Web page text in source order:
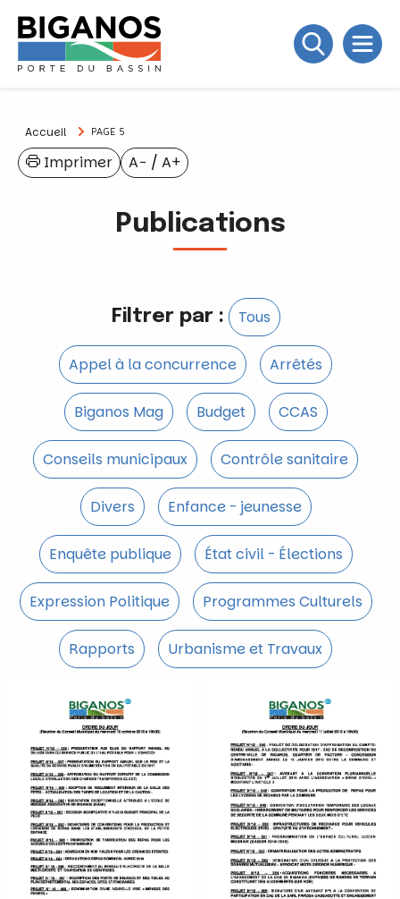
Accueil PAGE 5
A− / A+
Imprimer
Publications
Filtrer par : Tous
Appel à la concurrence Arrêtés
Biganos Mag Budget CCAS
Conseils municipaux Contrôle sanitaire
Divers Enfance - jeunesse
Enquête publique État civil - Élections
Expression Politique Programmes Culturels
Rapports Urbanisme et Travaux